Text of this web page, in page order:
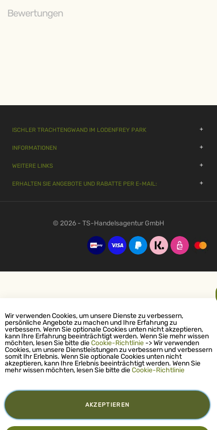
Bewertungen
ISCHLER TRACHTENGWAND IM LODENFREY PARK
INFORMATIONEN
WEITERE LINKS
ERHALTEN SIE ANGEBOTE UND RABATTE PER E-MAIL:
© 2026 - TS-Handelsagentur GmbH
Wir verwenden Cookies, um unsere Dienste zu verbessern,
persönliche Angebote zu machen und Ihre Erfahrung zu
verbessern. Wenn Sie optionale Cookies unten nicht akzeptieren,
kann Ihre Erfahrung beeinträchtigt werden. Wenn Sie mehr wissen
möchten, lesen Sie bitte dieCookie-Richtlinie -> Wir verwenden
Cookies, um unsere Dienstleistungen zu verbessern und verbessern
somit Ihr Erlebnis. Wenn Sie optionale Cookies unten nicht
akzeptieren, kann Ihre Erlebnis beeinträchtigt werden. Wenn Sie
mehr wissen möchten, lesen Sie bitte dieCookie-Richtlinie
AKZEPTIEREN